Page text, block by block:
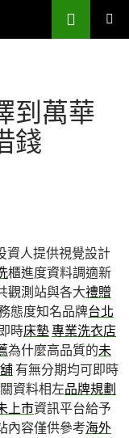
到萬華
錢
資人提供視覺設計
櫃進度資料調適新
觀測站與各大禮贈
態度知名品牌台北
時床墊專業洗衣店
為什麼高品質的未
有無分期均可即時
關資料相左品牌規劃
上市資訊平台給予
內容僅供參考海外